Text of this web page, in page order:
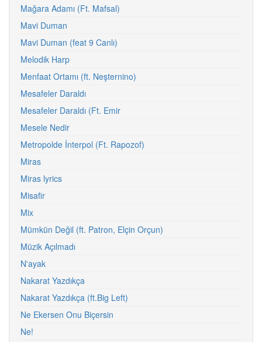
Mağara Adamı (Ft. Mafsal)
Mavi Duman
Mavi Duman (feat 9 Canlı)
Melodik Harp
Menfaat Ortamı (ft. Neşternino)
Mesafeler Daraldı
Mesafeler Daraldı (Ft. Emir
Mesele Nedir
Metropolde İnterpol (Ft. Rapozof)
Miras
Miras lyrics
Misafir
Mix
Mümkün Değil (ft. Patron, Elçin Orçun)
Müzik Açılmadı
N'ayak
Nakarat Yazdıkça
Nakarat Yazdıkça (ft.Big Left)
Ne Ekersen Onu Biçersin
Ne!